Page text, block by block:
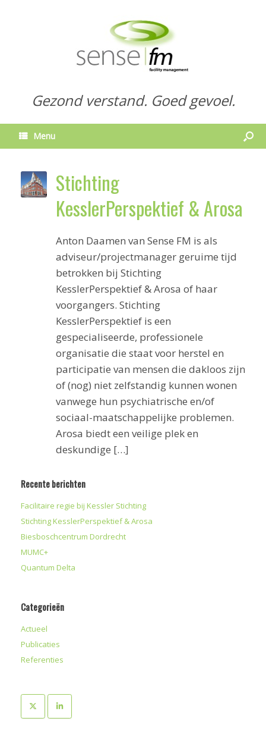
Gezond verstand. Goed gevoel.
Menu
Stichting
KesslerPerspektief & Arosa
Anton Daamen van Sense FM is als
adviseur/projectmanager geruime tijd
betrokken bij Stichting
KesslerPerspektief & Arosa of haar
voorgangers. Stichting
KesslerPerspektief is een
gespecialiseerde, professionele
organisatie die staat voor herstel en
participatie van mensen die dakloos zijn
of (nog) niet zelfstandig kunnen wonen
vanwege hun psychiatrische en/of
sociaal-maatschappelijke problemen.
Arosa biedt een veilige plek en
deskundige […]
Recente berichten
Facilitaire regie bij Kessler Stichting
Stichting KesslerPerspektief & Arosa
Biesboschcentrum Dordrecht
MUMC+
Quantum Delta
Categorieën
Actueel
Publicaties
Referenties